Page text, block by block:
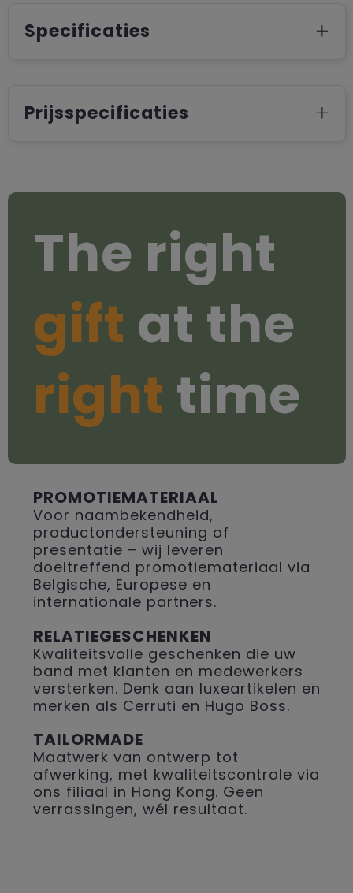
Specificaties
Prijsspecificaties
The right
gift at the
right time
PROMOTIEMATERIAAL
Voor naambekendheid,
productondersteuning of
presentatie – wij leveren
doeltreffend promotiemateriaal via
Belgische, Europese en
internationale partners.
RELATIEGESCHENKEN
Kwaliteitsvolle geschenken die uw
band met klanten en medewerkers
versterken. Denk aan luxeartikelen en
merken als Cerruti en Hugo Boss.
TAILORMADE
Maatwerk van ontwerp tot
afwerking, met kwaliteitscontrole via
ons filiaal in Hong Kong. Geen
verrassingen, wél resultaat.